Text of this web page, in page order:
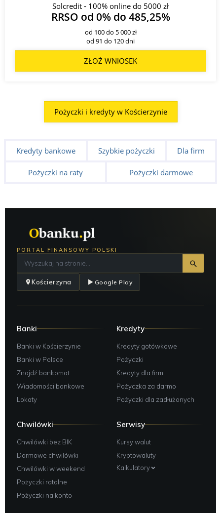
Solcredit - 100% online do 5000 zł
RRSO od 0% do 485,25%
od 100 do 5 000 zł
od 91 do 120 dni
ZŁOŻ WNIOSEK
Pożyczki i kredyty w Kościerzynie
Kredyty bankowe Szybkie pożyczki Dla firm
Pożyczki na raty Pożyczki darmowe
PORTAL FINANSOWY POLSKI
Kościerzyna Google Play
Banki
Banki w Kościerzynie
Banki w Polsce
Znajdź bankomat
Wiadomości bankowe
Lokaty
Kredyty
Kredyty gotówkowe
Pożyczki
Kredyty dla firm
Pożyczka za darmo
Pożyczki dla zadłużonych
Chwilówki
Chwilówki bez BIK
Darmowe chwilówki
Chwilówki w weekend
Pożyczki ratalne
Pożyczki na konto
Serwisy
Kursy walut
Kryptowaluty
Kalkulatory